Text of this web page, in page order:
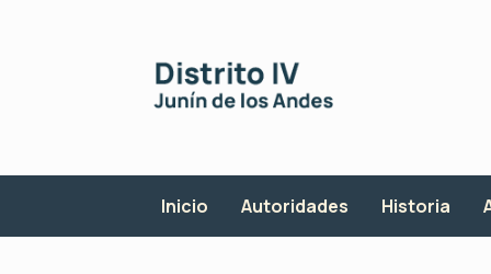
Inicio Autoridades Historia